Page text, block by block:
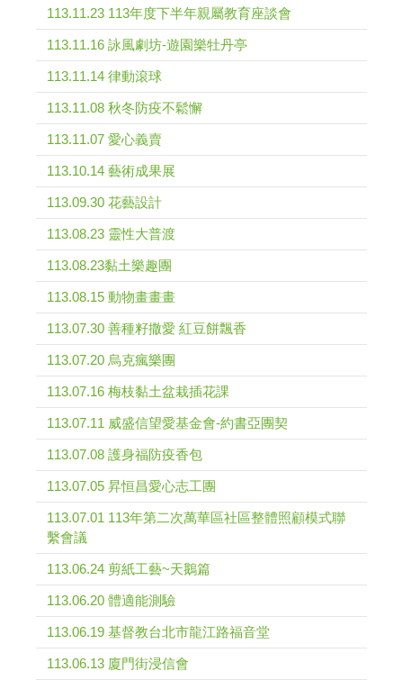
113.11.23 113年度下半年親屬教育座談會
113.11.16 詠風劇坊-遊園樂牡丹亭
113.11.14 律動滾球
113.11.08 秋冬防疫不鬆懈
113.11.07 愛心義賣
113.10.14 藝術成果展
113.09.30 花藝設計
113.08.23 靈性大普渡
113.08.23黏土樂趣團
113.08.15 動物畫畫畫
113.07.30 善種籽撒愛 紅豆餅飄香
113.07.20 烏克瘋樂團
113.07.16 梅枝黏土盆栽插花課
113.07.11 威盛信望愛基金會-約書亞團契
113.07.08 護身福防疫香包
113.07.05 昇恒昌愛心志工團
113.07.01 113年第二次萬華區社區整體照顧模式聯
繫會議
113.06.24 剪紙工藝~天鵝篇
113.06.20 體適能測驗
113.06.19 基督教台北市龍江路福音堂
113.06.13 廈門街浸信會